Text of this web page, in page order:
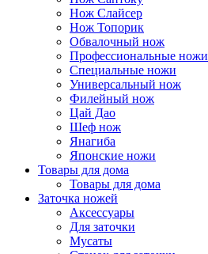
Нож Слайсер
Нож Топорик
Обвалочный нож
Профессиональные ножи
Специальные ножи
Универсальный нож
Филейный нож
Цай Дао
Шеф нож
Янагиба
Японские ножи
Товары для дома
Товары для дома
Заточка ножей
Аксессуары
Для заточки
Мусаты